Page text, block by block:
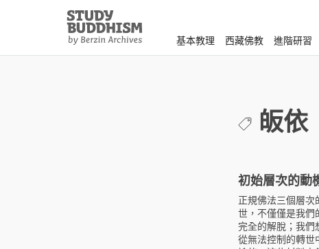
Study
Buddhism
Home
基本教理 西藏佛教 進階研習
皈依
初始層次的動
正規佛法三個層
世，不僅僅是我
完全的解脫；我
從無法控制的轉世